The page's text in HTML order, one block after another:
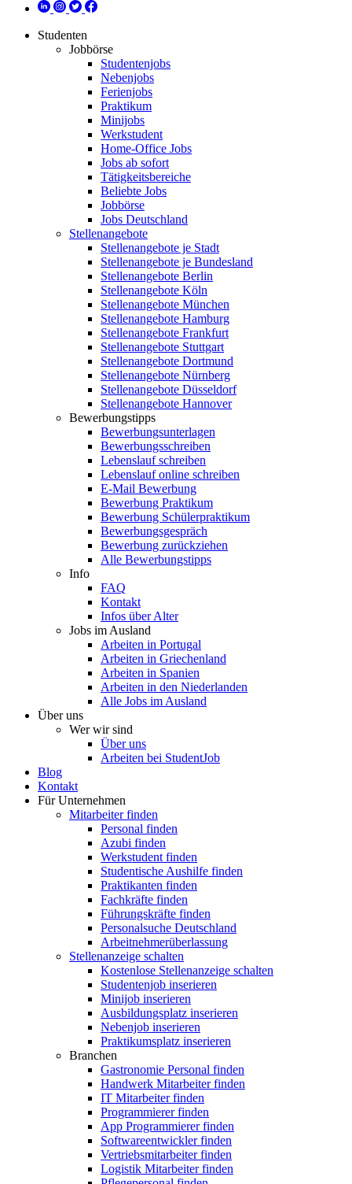
Studenten
Jobbörse
Studentenjobs
Nebenjobs
Ferienjobs
Praktikum
Minijobs
Werkstudent
Home-Office Jobs
Jobs ab sofort
Tätigkeitsbereiche
Beliebte Jobs
Jobbörse
Jobs Deutschland
Stellenangebote
Stellenangebote je Stadt
Stellenangebote je Bundesland
Stellenangebote Berlin
Stellenangebote Köln
Stellenangebote München
Stellenangebote Hamburg
Stellenangebote Frankfurt
Stellenangebote Stuttgart
Stellenangebote Dortmund
Stellenangebote Nürnberg
Stellenangebote Düsseldorf
Stellenangebote Hannover
Bewerbungstipps
Bewerbungsunterlagen
Bewerbungsschreiben
Lebenslauf schreiben
Lebenslauf online schreiben
E-Mail Bewerbung
Bewerbung Praktikum
Bewerbung Schülerpraktikum
Bewerbungsgespräch
Bewerbung zurückziehen
Alle Bewerbungstipps
Info
FAQ
Kontakt
Infos über Alter
Jobs im Ausland
Arbeiten in Portugal
Arbeiten in Griechenland
Arbeiten in Spanien
Arbeiten in den Niederlanden
Alle Jobs im Ausland
Über uns
Wer wir sind
Über uns
Arbeiten bei StudentJob
Blog
Kontakt
Für Unternehmen
Mitarbeiter finden
Personal finden
Azubi finden
Werkstudent finden
Studentische Aushilfe finden
Praktikanten finden
Fachkräfte finden
Führungskräfte finden
Personalsuche Deutschland
Arbeitnehmerüberlassung
Stellenanzeige schalten
Kostenlose Stellenanzeige schalten
Studentenjob inserieren
Minijob inserieren
Ausbildungsplatz inserieren
Nebenjob inserieren
Praktikumsplatz inserieren
Branchen
Gastronomie Personal finden
Handwerk Mitarbeiter finden
IT Mitarbeiter finden
Programmierer finden
App Programmierer finden
Softwareentwickler finden
Vertriebsmitarbeiter finden
Logistik Mitarbeiter finden